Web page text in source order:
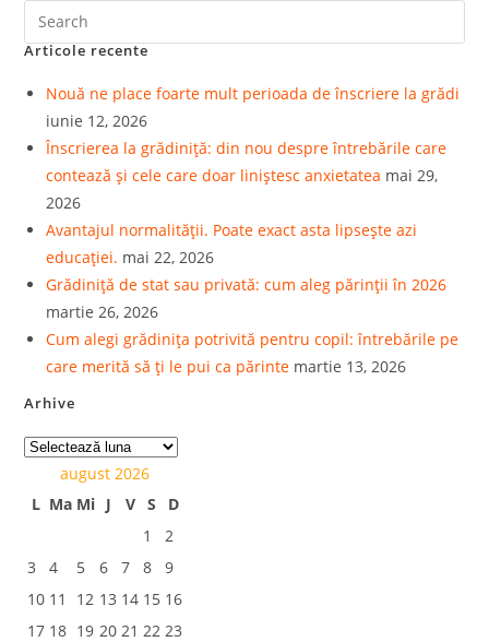
Articole recente
Nouă ne place foarte mult perioada de înscriere la grădi
iunie 12, 2026
Înscrierea la grădiniță: din nou despre întrebările care
contează și cele care doar liniștesc anxietatea mai 29,
2026
Avantajul normalității. Poate exact asta lipsește azi
educației. mai 22, 2026
Grădiniță de stat sau privată: cum aleg părinții în 2026
martie 26, 2026
Cum alegi grădinița potrivită pentru copil: întrebările pe
care merită să ți le pui ca părinte martie 13, 2026
Arhive
august 2026
L Ma Mi J V S
D
1
2
3
4 5 6 7 8
9
10 11 12 13 14 15 16
17 18 19 20 21 22 23